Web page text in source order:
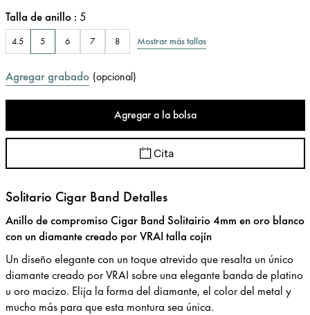
Talla de anillo : 5
4.5 5 6 7 8 Mostrar más tallas
Agregar grabado (opcional)
Agregar a la bolsa
Cita
Solitario Cigar Band Detalles
Anillo de compromiso Cigar Band Solitairio 4mm en oro blanco
con un diamante creado por VRAI talla cojín
Un diseño elegante con un toque atrevido que resalta un único
diamante creado por VRAI sobre una elegante banda de platino
u oro macizo. Elija la forma del diamante, el color del metal y
mucho más para que esta montura sea única.